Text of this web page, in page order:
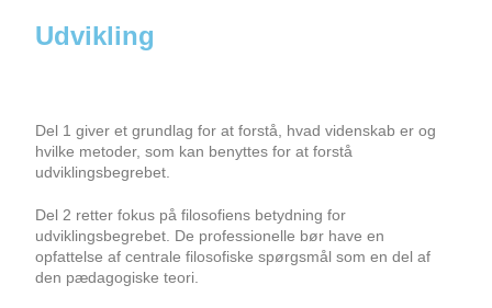
Udvikling
Del 1 giver et grundlag for at forstå, hvad videnskab er og
hvilke metoder, som kan benyttes for at forstå
udviklingsbegrebet.
Del 2 retter fokus på filosofiens betydning for
udviklingsbegrebet. De professionelle bør have en
opfattelse af centrale filosofiske spørgsmål som en del af
den pædagogiske teori.